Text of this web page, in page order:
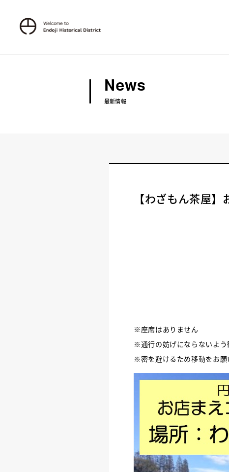
News
最新情報
【わざもん茶屋
※座席はありません
※通行の妨げにならないよ
※密を避けるため移動をお